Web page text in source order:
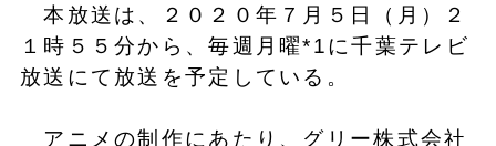
本放送は、２０２０年７月５日（月）２
１時５５分から、毎週月曜*1に千葉テレビ
放送にて放送を予定している。
アニメの制作にあたり、グリー株式会社